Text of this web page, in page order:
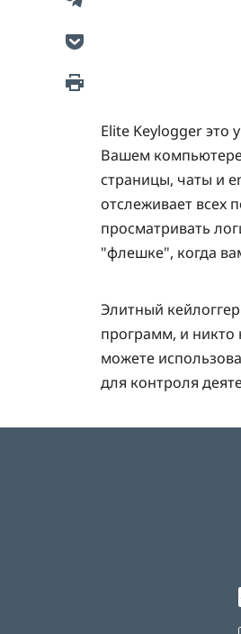
Elite Keylogger это
Вашем
страницы, чаты и
отслеживает всех
просматривать
"флешке", когда
Элитный
программ, и никто
можете
для контроля